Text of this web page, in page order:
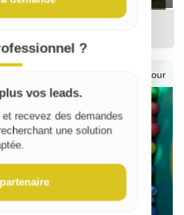
/ jour
?
vos leads.
recevez des demandes
une solution